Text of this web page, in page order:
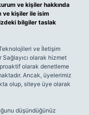
ve kişiler hakkında
ve kişiler ile isim
bilgiler taslak
ve İletişim
Sağlayıcı olarak hizmet
olarak denetleme
Ancak, üyelerimiz
olup, siteye üye olarak
düşündüğünüz